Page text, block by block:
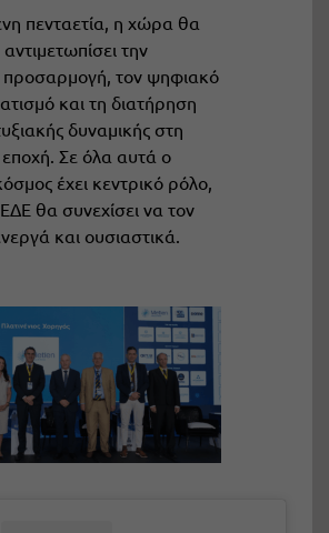
πενταετία, η χώρα θα
την
προσαρμογή, τον ψηφιακό
και τη διατήρηση
δυναμικής στη
εποχή. Σε όλα αυτά ο
έχει κεντρικό ρόλο,
θα συνεχίσει να τον
και ουσιαστικά.